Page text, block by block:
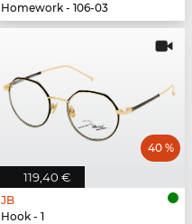
Homework - 106-03
119,40 €
40 %
JB
Hook - 1